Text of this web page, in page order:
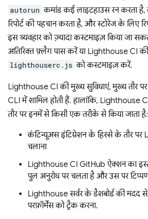
autorun कमांड कई लाइटहाउस रन करता
रिपोर्ट की पहचान करता है, और स्टोरेज के लिए
इस व्यवहार को ज़्यादा कस्टमाइज़ किया जा
अतिरिक्त फ़्लैग पास करें या Lighthouse CI
lighthouserc.js को कस्टमाइज़ करें.
Lighthouse CI की मुख्य सुविधाएं, मुख्य तौर
CLI में शामिल होती हैं. हालांकि, Lighthouse
तौर पर इनमें से किसी एक तरीके से किया जाता है:
कंटिन्यूअस इंटिग्रेशन के हिस्से के तौर पर
चलाना
Lighthouse CI GitHub ऐक्शन का
पुल अनुरोध पर चलता है और उस पर
Lighthouse सर्वर के डैशबोर्ड की मदद
परफ़ॉर्मेंस को ट्रैक करना.